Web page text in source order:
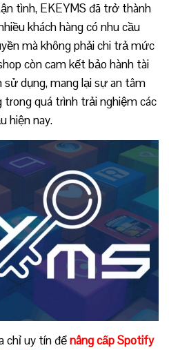
tình, EKEYMS đã trở thành
khách hàng có nhu cầu
mà không phải chi trả mức
còn cam kết bảo hành tài
dụng, mang lại sự an tâm
trong quá trình trải nghiệm các
hiện nay.
chỉ uy tín đểnâng cấp Spotify